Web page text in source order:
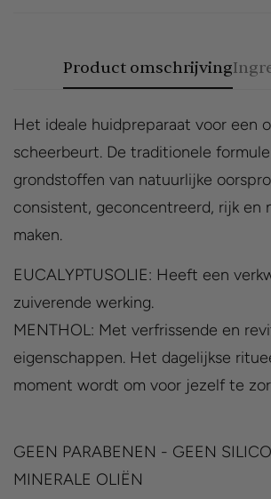
Product omschrijving
Het ideale huidpreparaat voor een
scheerbeurt. De traditionele
grondstoffen van natuurlijke
consistent, geconcentreerd, rijk en
maken.
EUCALYPTUSOLIE: Heeft een
zuiverende werking.
MENTHOL: Met verfrissende en
eigenschappen. Het dagelijkse
moment wordt om voor jezelf te
GEEN PARABENEN - GEEN
MINERALE OLIËN